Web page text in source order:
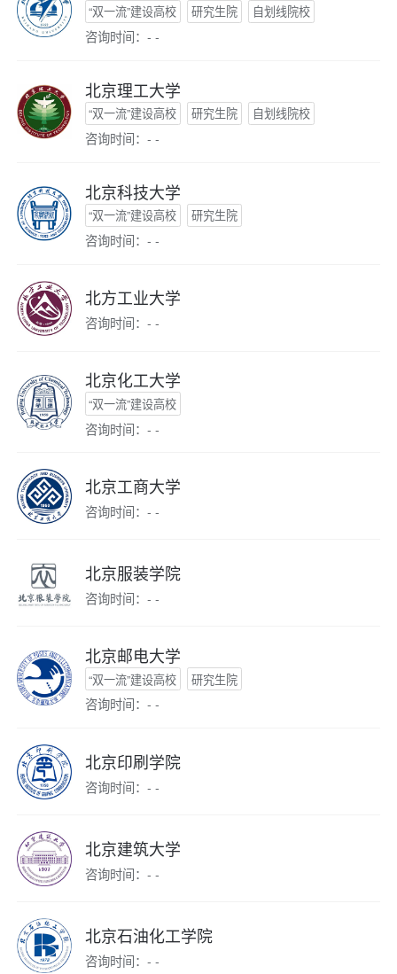
“双一流”建设高校 研究生院 自划线院校
咨询时间：- -
北京理工大学
“双一流”建设高校 研究生院 自划线院校
咨询时间：- -
北京科技大学
“双一流”建设高校 研究生院
咨询时间：- -
北方工业大学
咨询时间：- -
北京化工大学
“双一流”建设高校
咨询时间：- -
北京工商大学
咨询时间：- -
北京服装学院
咨询时间：- -
北京邮电大学
“双一流”建设高校 研究生院
咨询时间：- -
北京印刷学院
咨询时间：- -
北京建筑大学
咨询时间：- -
北京石油化工学院
咨询时间：- -